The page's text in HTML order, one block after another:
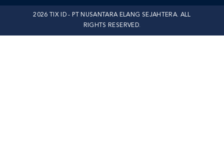
2026 TIX ID - PT NUSANTARA ELANG SEJAHTERA. ALL
RIGHTS RESERVED.